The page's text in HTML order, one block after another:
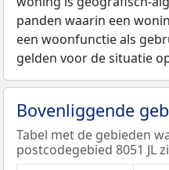
panden waarin een
een woonfunctie als
gelden voor de situatie
Bovenliggende
Tabel met de gebieden
postcodegebied 8051 JL